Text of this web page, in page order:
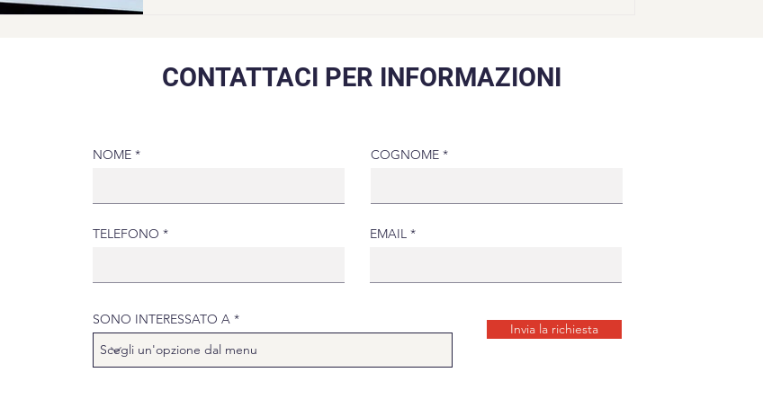
CONTATTACI PER INFORMAZIONI
NOME COGNOME
TELEFONO EMAIL
SONO INTERESSATO A
Invia la richiesta